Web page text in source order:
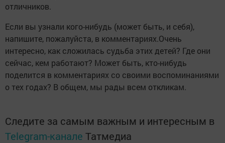
отличников.
Если вы узнали кого-нибудь (может быть, и себя),
напишите, пожалуйста, в комментариях.Очень
интересно, как сложилась судьба этих детей? Где они
сейчас, кем работают? Может быть, кто-нибудь
поделится в комментариях со своими воспоминаниями
о тех годах? В общем, мы рады всем откликам.
Следите за самым важным и интересным в
Telegram-канале Татмедиа